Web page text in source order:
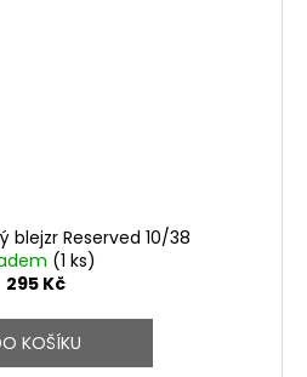
blejzr Reserved 10/38
(1 ks)
295 Kč
KOŠÍKU